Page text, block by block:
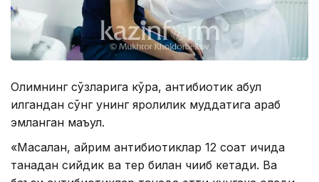
Олимнинг сўзларига кўра, антибиотик қабул
қилгандан сўнг унинг яроқлилик муддатига қараб
эмланган маъқул.
«Масалан, айрим антибиотиклар 12 соат ичида
танадан сийдик ва тер билан чиқиб кетади. Ва